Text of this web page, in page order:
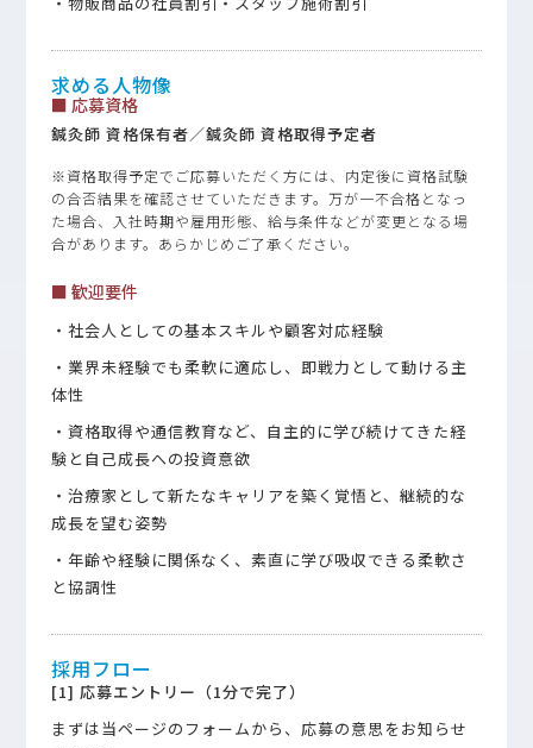
求める人物像
■ 応募資格
鍼灸師 資格保有者／鍼灸師 資格取得予定者
※資格取得予定でご応募いただく方には、内定後に資格試験
の合否結果を確認させていただきます。万が一不合格となっ
た場合、入社時期や雇用形態、給与条件などが変更となる場
合があります。あらかじめご了承ください。
■ 歓迎要件
・社会人としての基本スキルや顧客対応経験
・業界未経験でも柔軟に適応し、即戦力として動ける主
体性
・資格取得や通信教育など、自主的に学び続けてきた経
験と自己成長への投資意欲
・治療家として新たなキャリアを築く覚悟と、継続的な
成長を望む姿勢
・年齢や経験に関係なく、素直に学び吸収できる柔軟さ
と協調性
採用フロー
[1] 応募エントリー（1分で完了）
まずは当ページのフォームから、応募の意思をお知らせ